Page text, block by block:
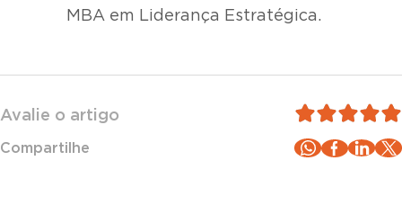
MBA em Liderança Estratégica.
Avalie o artigo
Compartilhe